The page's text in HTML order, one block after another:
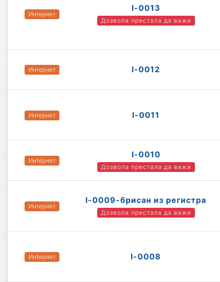
Интернет
I-0013
Дозвола престала да важи
Интернет I-0012
Интернет I-0011
Интернет
I-0010
Дозвола престала да важи
Интернет
I-0009-брисан из регистра
Дозвола престала да важи
Интернет I-0008